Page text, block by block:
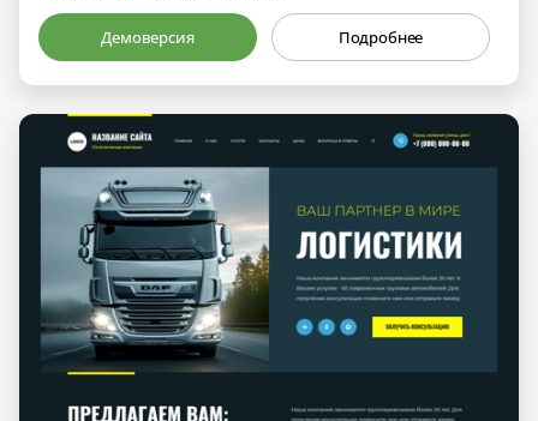
Демоверсия Подробнее